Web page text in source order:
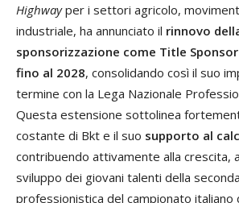
Highwayper i settori agricolo,
industriale, ha annunciato il rinnovo
sponsorizzazione come Title
fino al 2028, consolidando così il suo
termine con la Lega Nazionale
Questa estensione sottolinea
costante di Bkt e il suo supporto al
contribuendo attivamente alla crescita,
sviluppo dei giovani talenti della
professionistica del campionato italiano